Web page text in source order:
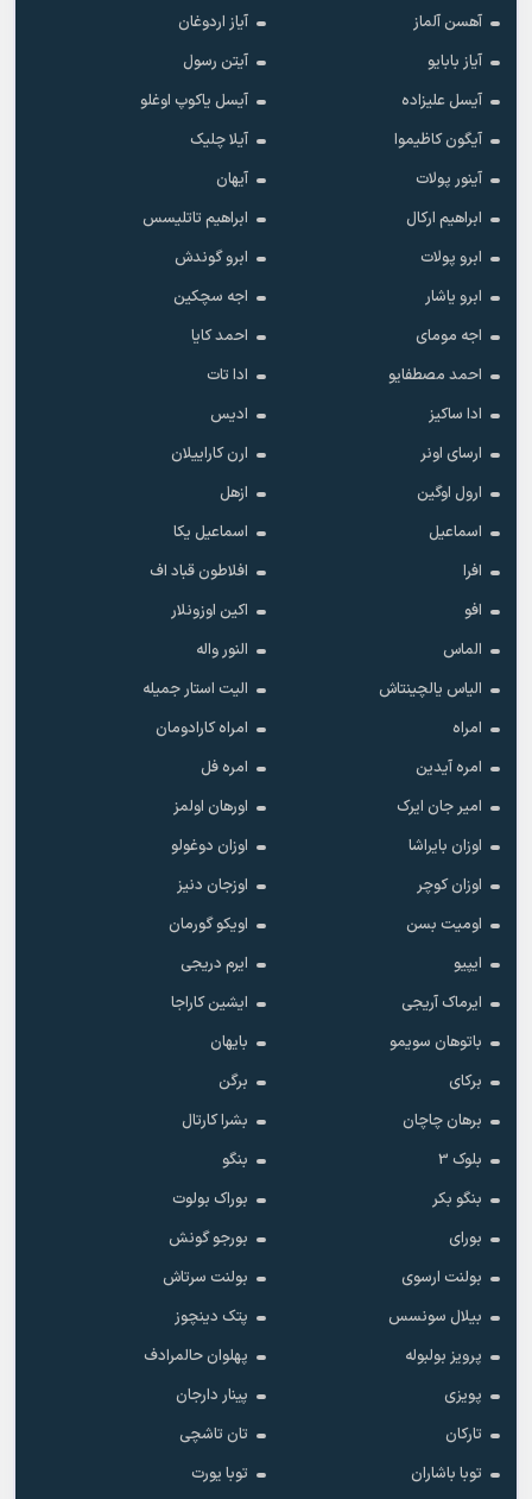
آهسن آلماز
آیاز اردوغان
آیاز بابایو
آیتن رسول
آیسل علیزاده
آیسل یاکوپ اوغلو
آیگون کاظیموا
آیلا چلیک
آینور پولات
آیهان
ابراهیم ارکال
ابراهیم تاتلیسس
ابرو پولات
ابرو گوندش
ابرو یاشار
اجه سچکین
اجه مومای
احمد کایا
احمد مصطفایو
ادا تات
ادا ساکیز
ادیس
ارسای اونر
ارن کاراییلان
ارول اوگین
ازهل
اسماعیل
اسماعیل یکا
افرا
افلاطون قباد اف
افو
اکین اوزونلار
الماس
النور واله
الیاس یالچینتاش
الیت استار جمیله
امراه
امراه کارادومان
امره آیدین
امره فل
امیر جان ایرک
اورهان اولمز
اوزان بایراشا
اوزان دوغولو
اوزان کوچر
اوزجان دنیز
اومیت بسن
اویکو گورمان
ایپیو
ایرم دریجی
ایرماک آریجی
ایشین کاراجا
باتوهان سویمو
بایهان
برکای
برگن
برهان چاچان
بشرا کارتال
بلوک 3
بنگو
بنگو بکر
بوراک بولوت
بورای
بورجو گونش
بولنت ارسوی
بولنت سرتاش
بیلال سونسس
پتک دینچوز
پرویز بولبوله
پهلوان حالمرادف
پویزی
پینار دارجان
تارکان
تان تاشچی
توبا باشاران
توبا یورت